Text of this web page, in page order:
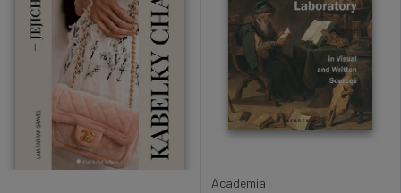
Academia